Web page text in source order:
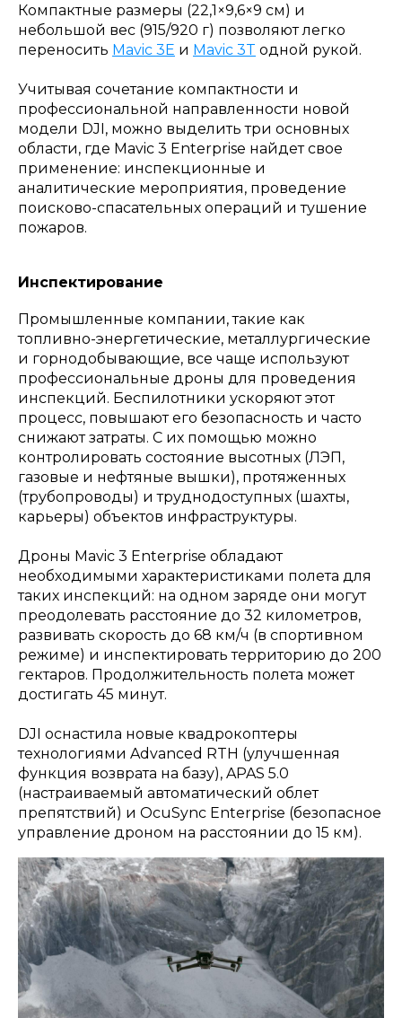
Компактные размеры (22,1×9,6×9 см) и
небольшой вес (915/920 г) позволяют легко
переносить Mavic 3E и Mavic 3T одной рукой.
Учитывая сочетание компактности и
профессиональной направленности новой
модели DJI, можно выделить три основных
области, где Mavic 3 Enterprise найдет свое
применение: инспекционные и
аналитические мероприятия, проведение
поисково-спасательных операций и тушение
пожаров.
Инспектирование
Промышленные компании, такие как
топливно-энергетические, металлургические
и горнодобывающие, все чаще используют
профессиональные дроны для проведения
инспекций. Беспилотники ускоряют этот
процесс, повышают его безопасность и часто
снижают затраты. С их помощью можно
контролировать состояние высотных (ЛЭП,
газовые и нефтяные вышки), протяженных
(трубопроводы) и труднодоступных (шахты,
карьеры) объектов инфраструктуры.
Дроны Mavic 3 Enterprise обладают
необходимыми характеристиками полета для
таких инспекций: на одном заряде они могут
преодолевать расстояние до 32 километров,
развивать скорость до 68 км/ч (в спортивном
режиме) и инспектировать территорию до 200
гектаров. Продолжительность полета может
достигать 45 минут.
DJI оснастила новые квадрокоптеры
технологиями Advanced RTH (улучшенная
функция возврата на базу), APAS 5.0
(настраиваемый автоматический облет
препятствий) и OcuSync Enterprise (безопасное
управление дроном на расстоянии до 15 км).